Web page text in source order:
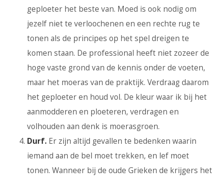
geploeter het beste van. Moed is ook nodig om
jezelf niet te verloochenen en een rechte rug te
tonen als de principes op het spel dreigen te
komen staan. De professional heeft niet zozeer de
hoge vaste grond van de kennis onder de voeten,
maar het moeras van de praktijk. Verdraag daarom
het geploeter en houd vol. De kleur waar ik bij het
aanmodderen en ploeteren, verdragen en
volhouden aan denk is moerasgroen.
Durf. Er zijn altijd gevallen te bedenken waarin
iemand aan de bel moet trekken, en lef moet
tonen. Wanneer bij de oude Grieken de krijgers het